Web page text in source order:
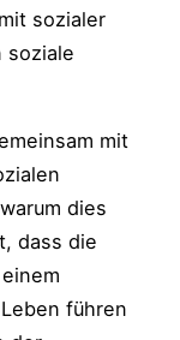
sozialer
soziale
mit
dies
dass die
führen